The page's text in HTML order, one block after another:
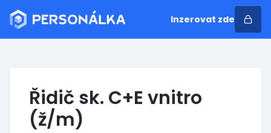
Inzerovat zde
Řidič sk. C+E vnitro
(ž/m)